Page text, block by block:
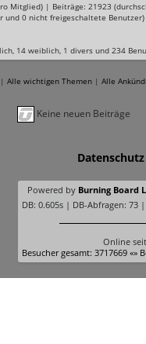
Mitglied) | Beiträge: 21923
und 0 nicht freigeschaltete Benutzer)
14 weiblich, 1 divers und 234
| Alle wichtigen Themen | Alle
Keine neuen Beiträge
Datenschutz
Powered by Burning Board
DB: 0.605s | DB-Abfragen: 73
Online
Besucher gesamt: 3717669 «»